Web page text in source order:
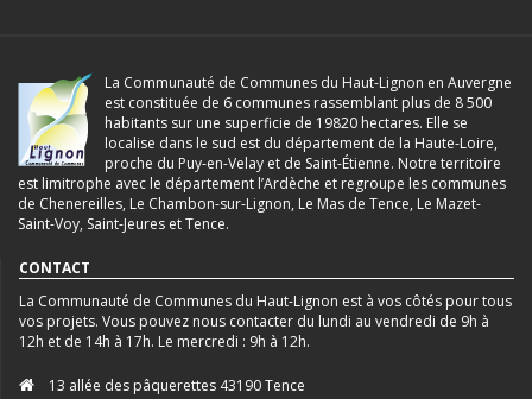
La Communauté de Communes du Haut-Lignon en Auvergne
est constituée de 6 communes rassemblant plus de 8 500
habitants sur une superficie de 19820 hectares. Elle se
localise dans le sud est du département de la Haute-Loire,
proche du Puy-en-Velay et de Saint-Étienne. Notre territoire
est limitrophe avec le département l’Ardèche et regroupe les communes
de Chenereilles, Le Chambon-sur-Lignon, Le Mas de Tence, Le Mazet-
Saint-Voy, Saint-Jeures et Tence.
CONTACT
La Communauté de Communes du Haut-Lignon est à vos côtés pour tous
vos projets. Vous pouvez nous contacter du lundi au vendredi de 9h à
12h et de 14h à 17h. Le mercredi : 9h à 12h.
13 allée des pâquerettes 43190 Tence